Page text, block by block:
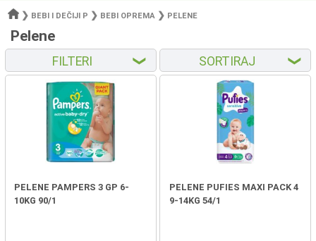
❯ BEBI I DEČIJI P ❯ BEBI OPREMA ❯ PELENE
Pelene
FILTERI ❮ SORTIRAJ ❮
PELENE PAMPERS 3 GP 6-
10KG 90/1
PELENE PUFIES MAXI PACK 4
9-14KG 54/1